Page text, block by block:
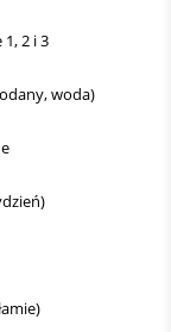
2 i 3
woda)